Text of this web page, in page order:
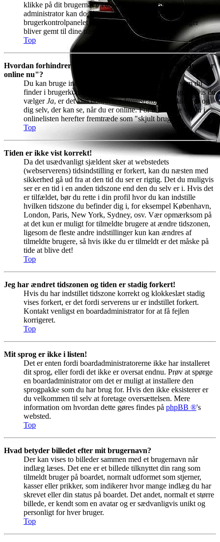
klikke på dit brugernavn i toppen af siden. Boardets
administrator kan dog have placeret linket til
brugerkontrolpanelet et andet sted. Alle dine indstillinger
bliver gemt til dine næste besøg.
Top
Hvordan forhindrer jeg at mit navn fremgår af listen "Hvem er
online nu"?
Du kan bruge indstillingen
Skjul min onlinestatus
, som du
finder i brugerkontrolpanelet under boardindstillinger. Hvis du
vælgerJa, er det kun boardets administratorer, redaktører og
dig selv, der kan se, når du er online. For alle andre vil du i
onlinelisten herefter fremtræde som "skjult bruger".
Top
Tiden er ikke vist korrekt!
Da det usædvanligt sjældent sker at webstedets
(webserverens) tidsindstilling er forkert, kan du næsten med
sikkerhed gå ud fra at den tid du ser er rigtig. Det du muligvis
ser er en tid i en anden tidszone end den du selv er i. Hvis det
er tilfældet, bør du rette i din profil hvor du kan indstille
hvilken tidszone du befinder dig i, for eksempel København,
London, Paris, New York, Sydney, osv. Vær opmærksom på
at det kun er muligt for tilmeldte brugere at ændre tidszonen,
ligesom de fleste andre indstillinger kun kan ændres af
tilmeldte brugere, så hvis ikke du er tilmeldt er det måske på
tide at blive det!
Top
Jeg har ændret tidszonen og tiden er stadig forkert!
Hvis du har indstillet tidszone korrekt og klokkeslæt stadig
vises forkert, er det fordi serverens ur er indstillet forkert.
Kontakt venligst en boardadministrator for at få fejlen
korrigeret.
Top
Mit sprog er ikke i listen!
Det er enten fordi boardadministratorerne ikke har installeret
dit sprog, eller fordi det ikke er oversat endnu. Prøv at spørge
en boardadministrator om det er muligt at installere den
sprogpakke som du har brug for. Hvis den ikke eksisterer er
du velkommen til selv at foretage oversættelsen. Mere
information om hvordan dette gøres findes på phpBB ®'s
websted.
Top
Hvad betyder billedet efter mit brugernavn?
Der kan vises to billeder sammen med et brugernavn når
indlæg læses. Det ene er et billede tilknyttet din rang som
tilmeldt bruger på boardet, normalt udformet som stjerner,
kasser eller prikker, som indikerer hvor mange indlæg du har
skrevet eller din status på boardet. Det andet, normalt et større
billede, er kendt som en avatar og er sædvanligvis unikt og
personligt for hver bruger.
Top